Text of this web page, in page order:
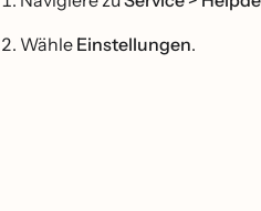
Wähle Einstellungen.